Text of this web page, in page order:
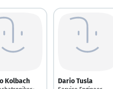
Kolbach Dario Tusla